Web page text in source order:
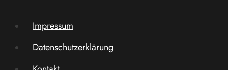
Impressum
Datenschutzerklärung